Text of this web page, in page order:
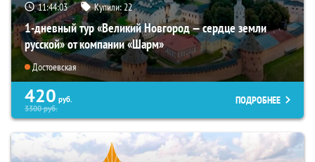
11:44:02 Купили:22
1-дневный тур «Великий Новгород — сердце земли
русской» от компании «Шарм»
Достоевская
420 руб.
3300руб.
ПОДРОБНЕЕ